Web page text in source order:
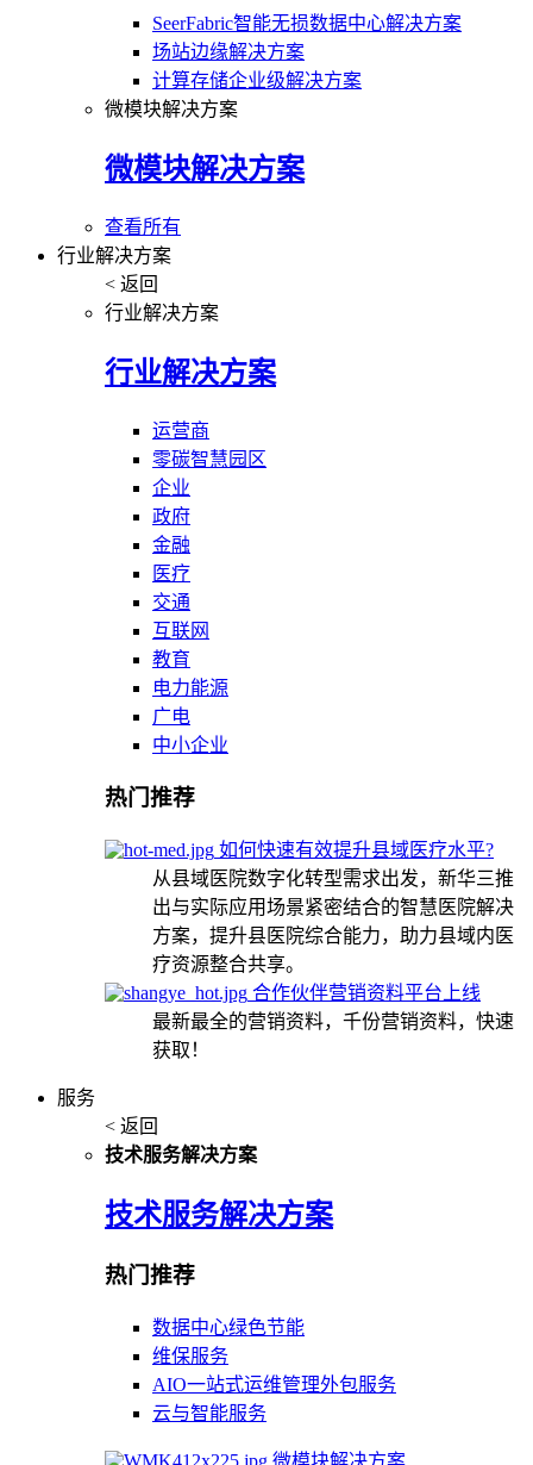
SeerFabric智能无损数据中心解决方案
场站边缘解决方案
计算存储企业级解决方案
微模块解决方案
微模块解决方案
查看所有
行业解决方案
< 返回
行业解决方案
行业解决方案
运营商
零碳智慧园区
企业
政府
金融
医疗
交通
互联网
教育
电力能源
广电
中小企业
热门推荐
如何快速有效提升县域医疗水平?
从县域医院数字化转型需求出发，新华三推
出与实际应用场景紧密结合的智慧医院解决
方案，提升县医院综合能力，助力县域内医
疗资源整合共享。
合作伙伴营销资料平台上线
最新最全的营销资料，千份营销资料，快速
获取！
服务
< 返回
技术服务解决方案
技术服务解决方案
热门推荐
数据中心绿色节能
维保服务
AIO一站式运维管理外包服务
云与智能服务
微模块解决方案